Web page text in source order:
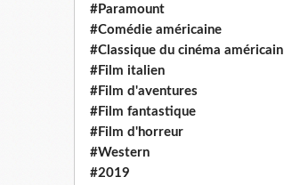
#Paramount
#Comédie américaine
#Classique du cinéma américain
#Film italien
#Film d'aventures
#Film fantastique
#Film d'horreur
#Western
#2019